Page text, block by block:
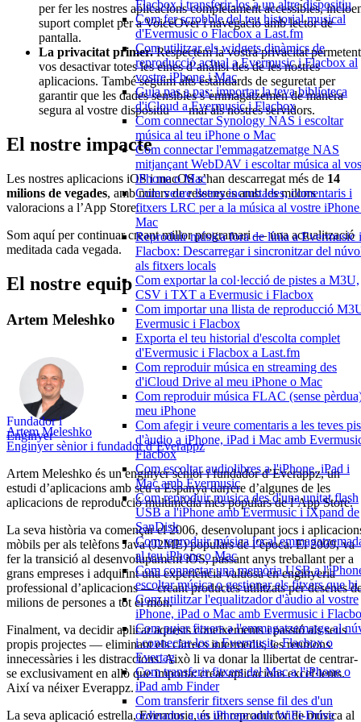
Flacbox i transferir-los a un altre dispositiu
Com fer scrobble del teu historial musical
d'Evermusic o Flacbox a Last.fm
Com utilitzar els widgets dinàmics de
reproducció actual a Evermusic i Flacbox al
vostre iPhone i Mac
Guia pas a pas: importar la teva biblioteca
d'iCloud a Evermusic i Flacbox
Com connectar Synology NAS i escoltar
música al teu iPhone o Mac
Com connectar l'emmagatzematge NAS
mitjançant WebDAV i escoltar música al
iPhone o Mac
Com veure lletres incrustades, comentaris i
fitxers LRC per a la música al vostre
Mac
Reproduir música fora de línia a Evermusic i
Flacbox: Descarregar i sincronitzar del
als fitxers locals
Com exportar la col·lecció de pistes a M3U,
CSV i TXT a Evermusic i Flacbox
Com importar una llista de reproducció
Evermusic i Flacbox
Exporta el teu historial d'escolta complet
d'Evermusic i Flacbox a Last.fm
Com reproduir música en streaming des
d'iCloud Drive al meu iPhone o Mac
Com reproduir música FLAC (sense
meu iPhone
Com afegir i veure comentaris a les teves
d'àudio a iPhone, iPad i Mac amb
Flacbox
Com escoltar audiolibres a l'iPhone, iPad i
Mac amb Evermusic
Com reproduir música des d'una unitat flash
USB a l'iPhone amb Evermusic i iXpand de
SanDisk
Com reproduir música local
al teu iPhone o Mac
Com connectar una memòria USB a
escoltar música o gestionar els fitxers que hi
Com utilitzar l'equalitzador d'àudio al vostre
iPhone, iPad o Mac amb Evermusic i
Com pujar fitxers a l'emmagatzematge al
i connectar-los a Evermusic, Flacbox o
Evertag
Com transferir fitxers del Mac a l'iPhone o
iPad amb Finder
Com transferir fitxers sense fil des d'un
ordinador a un iPhone amb WiFi-Drive
per fer les nostres aplicacions completament accessibles,
suport complet per a VoiceOver i navegació amb lector de
pantalla.
La privacitat primer.Respectem la vostra privacitat
vos desactivar totes les eines d’anàlisi des de les nostres
aplicacions. També seguim alts estàndards de seguretat per
garantir que les dades sensibles s’emmagatzemen de manera
segura al vostre dispositiu — mai als nostres servidors.
El nostre impacte
Les nostres aplicacions iOS i macOS s’han descarregat més de 14
milions de vegades, amb milers de ressenyes amb les millors
valoracions a l’App Store.
Som aquí per continuar creant millor programari — una actualització
meditada cada vegada.
El nostre equip
Artem Meleshko
Artem Meleshko
Enginyer sènior i fundador d’Everappz
Fundador i
Enginyer
Artem Meleshko és un enginyer sènior i fundador d’Everappz, un
estudi d’aplicacions amb seu a Espanya darrere d’algunes de les
aplicacions de reproducció multimèdia més populars de l’App Store.
La seva història va començar el 2006, desenvolupant jocs i
mòbils per als telèfons Java (J2ME) populars de l’època. El 2009, va
fer la transició al desenvolupament iOS, passant anys treballant per a
grans empreses i adquirint una experiència valuosa en enginyeria
professional d’aplicacions — creant productes utilitzats per desenes
milions de persones a tot el món.
Finalment, va decidir aplicar aquests coneixements i passió als seus
propis projectes — eliminant els càrrecs intermedis, les reunions
innecessàries i les distraccions. Això li va donar la llibertat de centrar-
se exclusivament en allò que importa: crear aplicacions excel·lents.
Així va néixer Everappz.
La seva aplicació estrella, Evermusic, és un reproductor de música al